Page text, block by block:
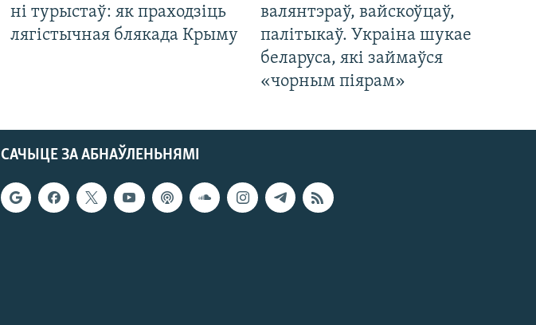
ні турыстаў: як праходзіць
лягістычная блякада Крыму
валянтэраў, вайскоўцаў,
палітыкаў. Украіна шукае
беларуса, які займаўся
«чорным піярам»
САЧЫЦЕ ЗА АБНАЎЛЕНЬНЯМІ